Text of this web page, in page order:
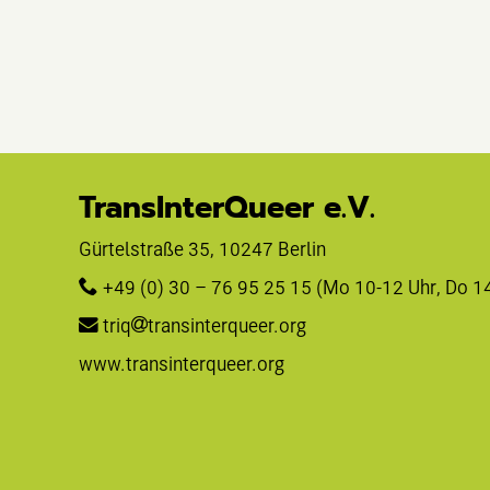
TransInterQueer e.V.
Gürtelstraße 35, 10247 Berlin
+49 (0) 30 – 76 95 25 15 (Mo 10-12 Uhr, Do
triq
transinterqueer.org
www.transinterqueer.org